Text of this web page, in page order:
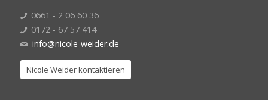
0661 - 2 06 60 36
0172 - 67 57 414
info@nicole-weider.de
Nicole Weider kontaktieren